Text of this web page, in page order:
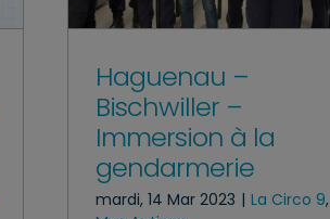
Haguenau –
Bischwiller –
Immersion à la
gendarmerie
mardi, 14 Mar 2023 | La Circo 9,